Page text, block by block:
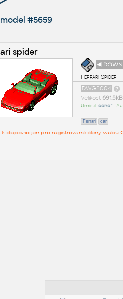
#5659
spider
◄
Ferrari Spider
DWG2004
Velikost 691,5kB
Umístil:dono^ •
Ferrari car
k dispozici jen pro registrované členy webu